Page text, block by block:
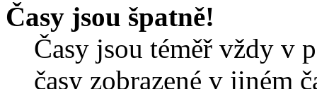
Časy jsou špatně!
Časy jsou téměř vždy v
časy zobrazené v jiném